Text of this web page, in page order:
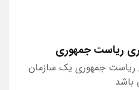
ریاست جمهوری
ریاست جمهوری یک سازمان
باشد